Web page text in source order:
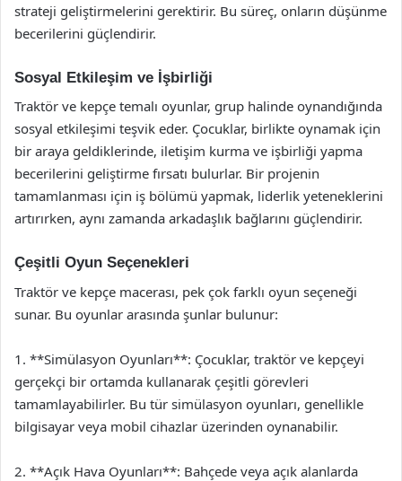
strateji geliştirmelerini gerektirir. Bu süreç, onların düşünme
becerilerini güçlendirir.
Sosyal Etkileşim ve İşbirliği
Traktör ve kepçe temalı oyunlar, grup halinde oynandığında
sosyal etkileşimi teşvik eder. Çocuklar, birlikte oynamak için
bir araya geldiklerinde, iletişim kurma ve işbirliği yapma
becerilerini geliştirme fırsatı bulurlar. Bir projenin
tamamlanması için iş bölümü yapmak, liderlik yeteneklerini
artırırken, aynı zamanda arkadaşlık bağlarını güçlendirir.
Çeşitli Oyun Seçenekleri
Traktör ve kepçe macerası, pek çok farklı oyun seçeneği
sunar. Bu oyunlar arasında şunlar bulunur:
1. **Simülasyon Oyunları**: Çocuklar, traktör ve kepçeyi
gerçekçi bir ortamda kullanarak çeşitli görevleri
tamamlayabilirler. Bu tür simülasyon oyunları, genellikle
bilgisayar veya mobil cihazlar üzerinden oynanabilir.
2. **Açık Hava Oyunları**: Bahçede veya açık alanlarda